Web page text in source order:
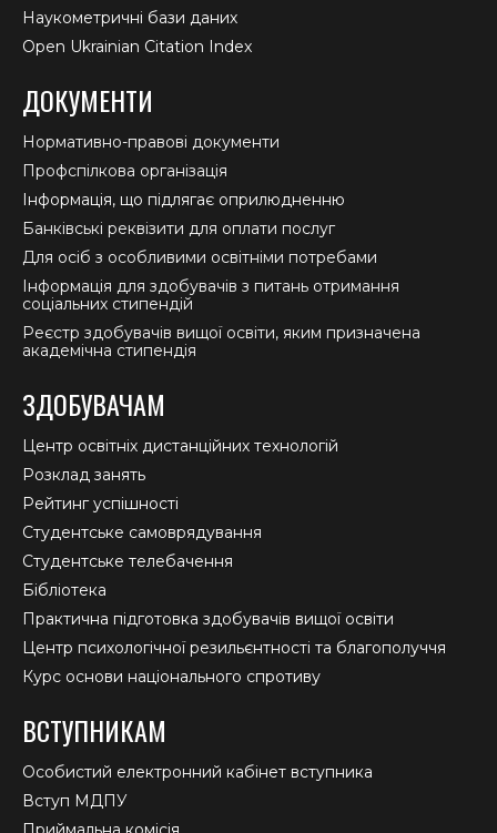
Наукометричні бази даних
Open Ukrainian Citation Index
ДОКУМЕНТИ
Нормативно-правові документи
Профспілкова організація
Інформація, що підлягає оприлюдненню
Банківські реквізити для оплати послуг
Для осіб з особливими освітніми потребами
Інформація для здобувачів з питань отримання
соціальних стипендій
Реєстр здобувачів вищої освіти, яким призначена
академічна стипендія
ЗДОБУВАЧАМ
Центр освітніх дистанційних технологій
Розклад занять
Рейтинг успішності
Студентське самоврядування
Студентське телебачення
Бібліотека
Практична підготовка здобувачів вищої освіти
Центр психологічної резильєнтності та благополуччя
Курс основи національного спротиву
ВСТУПНИКАМ
Особистий електронний кабінет вступника
Вступ МДПУ